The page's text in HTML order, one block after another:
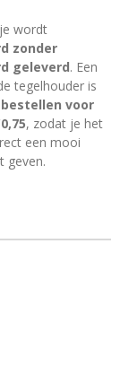
wordt
zonder
geleverd. Een
tegelhouder is
voor
, zodat je het
een mooi
geven.